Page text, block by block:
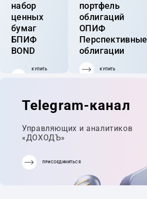
набор
ценных
бумаг
БПИФ
BOND
КУПИТЬ
портфель
облигаций
ОПИФ
Перспективные
облигации
КУПИТЬ
Telegram-канал
Управляющих и аналитиков
«ДОХОДЪ»
ПРИСОЕДИНИТЬСЯ